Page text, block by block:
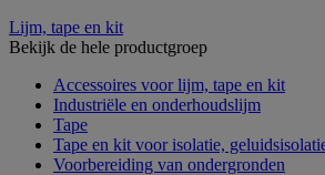
Lijm, tape en kit
Bekijk de hele productgroep
Accessoires voor lijm, tape en kit
Industriële en onderhoudslijm
Tape
Tape en kit voor isolatie,
Voorbereiding van ondergronden